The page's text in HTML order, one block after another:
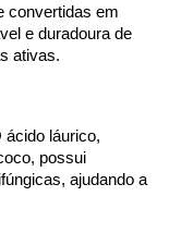
convertidas em
e duradoura de
ativas.
ácido láurico,
possui
ajudando a